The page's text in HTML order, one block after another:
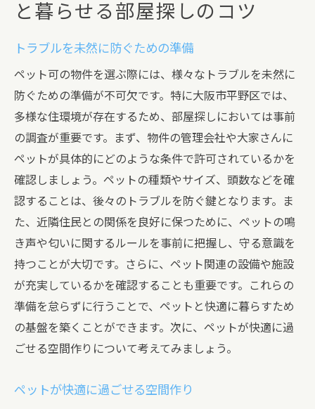
と暮らせる部屋探しのコツ
トラブルを未然に防ぐための準備
ペット可の物件を選ぶ際には、様々なトラブルを未然に
防ぐための準備が不可欠です。特に大阪市平野区では、
多様な住環境が存在するため、部屋探しにおいては事前
の調査が重要です。まず、物件の管理会社や大家さんに
ペットが具体的にどのような条件で許可されているかを
確認しましょう。ペットの種類やサイズ、頭数などを確
認することは、後々のトラブルを防ぐ鍵となります。ま
た、近隣住民との関係を良好に保つために、ペットの鳴
き声や匂いに関するルールを事前に把握し、守る意識を
持つことが大切です。さらに、ペット関連の設備や施設
が充実しているかを確認することも重要です。これらの
準備を怠らずに行うことで、ペットと快適に暮らすため
の基盤を築くことができます。次に、ペットが快適に過
ごせる空間作りについて考えてみましょう。
ペットが快適に過ごせる空間作り